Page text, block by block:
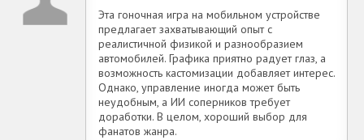
Эта гоночная игра на мобильном устройстве
предлагает захватывающий опыт с
реалистичной физикой и разнообразием
автомобилей. Графика приятно радует глаз, а
возможность кастомизации добавляет интерес.
Однако, управление иногда может быть
неудобным, а ИИ соперников требует
доработки. В целом, хороший выбор для
фанатов жанра.